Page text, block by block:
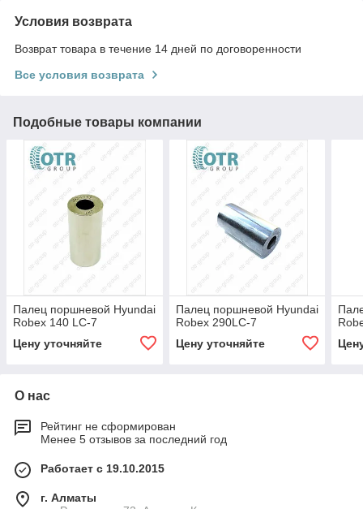
Условия возврата
Возврат товара в течение 14 дней по договоренности
Все условия возврата
Подобные товары компании
Палец поршневой Hyundai
Robex 140 LC-7
Цену уточняйте
Палец поршневой Hyundai
Robex 290LC-7
Цену уточняйте
О нас
Рейтинг не сформирован
Менее 5 отзывов за последний год
Работает с 19.10.2015
г. Алматы